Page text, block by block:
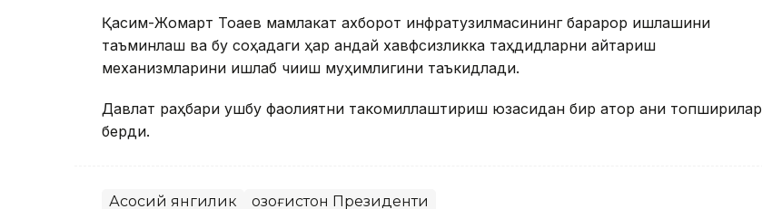
Қасим-Жомарт Тоқаев мамлакат ахборот инфратузилмасининг барқарор ишлашини
таъминлаш ва бу соҳадаги ҳар қандай хавфсизликка таҳдидларни қайтариш
механизмларини ишлаб чиқиш муҳимлигини таъкидлади.
Давлат раҳбари ушбу фаолиятни такомиллаштириш юзасидан бир қатор аниқ топшириқлар
берди.
Асосий янгилик Қозоғистон Президенти